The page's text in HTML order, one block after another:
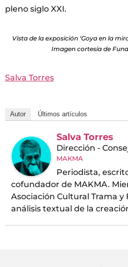
pleno siglo XXI.
Vista de la exposición ‘Goya en la
Imagen cortesía de
Salva Torres
Autor Últimos artículos
Salva Torres
Dirección -
MAKMA
Periodista,
cofundador de MAKMA.
Asociación Cultural Trama y
análisis textual de la